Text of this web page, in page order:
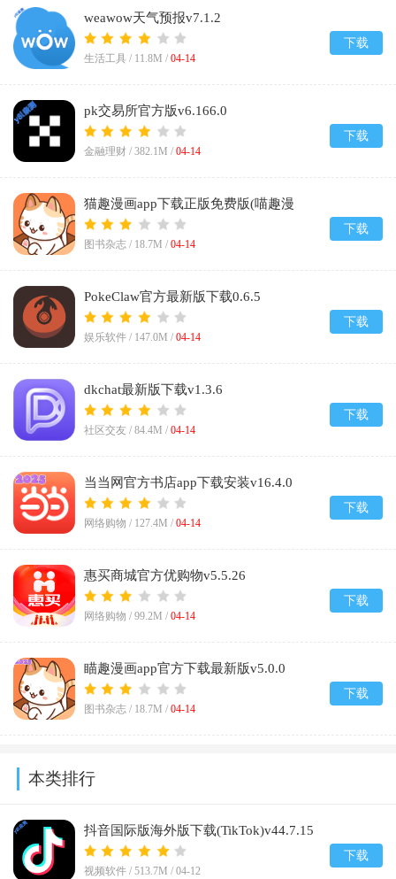
weawow天气预报v7.1.2
生活工具 / 11.8M / 04-14
下载
pk交易所官方版v6.166.0
金融理财 / 382.1M / 04-14
下载
猫趣漫画app下载正版免费版(喵趣漫
画)v5.0.0
图书杂志 / 18.7M / 04-14
下载
PokeClaw官方最新版下载0.6.5
娱乐软件 / 147.0M / 04-14
下载
dkchat最新版下载v1.3.6
社区交友 / 84.4M / 04-14
下载
当当网官方书店app下载安装v16.4.0
网络购物 / 127.4M / 04-14
下载
惠买商城官方优购物v5.5.26
网络购物 / 99.2M / 04-14
下载
瞄趣漫画app官方下载最新版v5.0.0
图书杂志 / 18.7M / 04-14
下载
本类排行
抖音国际版海外版下载(TikTok)v44.7.15
视频软件 / 513.7M / 04-12
下载